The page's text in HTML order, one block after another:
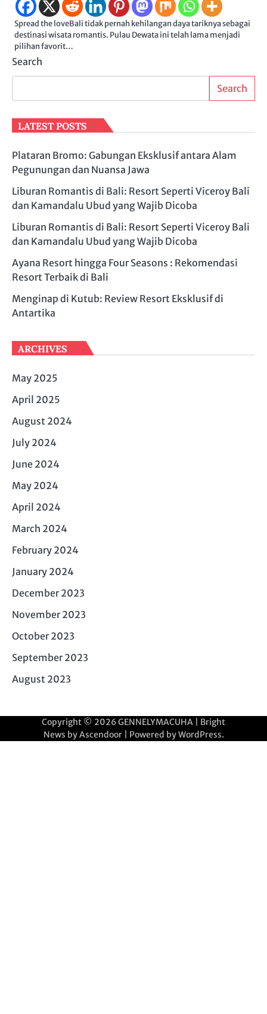
Spread the loveBali ­tidak ­pernah ­kehilangan ­daya ­tariknya sebagai
destinasi wisata romantis. Pulau Dewata ini telah lama menjadi
pilihan favorit…
Search
Search
LATEST POSTS
Plataran Bromo: Gabungan Eksklusif antara Alam
Pegunungan dan Nuansa Jawa
Liburan Romantis di Bali: Resort Seperti Viceroy Bali
dan Kamandalu Ubud yang Wajib Dicoba
Liburan Romantis di Bali: Resort Seperti Viceroy Bali
dan Kamandalu Ubud yang Wajib Dicoba
Ayana Resort hingga Four Seasons : Rekomendasi
Resort Terbaik di Bali
Menginap di Kutub: Review Resort Eksklusif di
Antartika
ARCHIVES
May 2025
April 2025
August 2024
July 2024
June 2024
May 2024
April 2024
March 2024
February 2024
January 2024
December 2023
November 2023
October 2023
September 2023
August 2023
Copyright © 2026GENNELYMACUHA | Bright
News byAscendoor| Powered byWordPress.